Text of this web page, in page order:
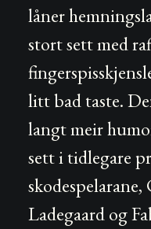
låner
stort sett med
litt bad taste.
langt meir
sett i tidlegare
Ladegaard og